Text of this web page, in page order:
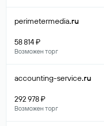
perimetermedia.ru
58 814 ₽
Возможен торг
accounting-service.ru
292 978 ₽
Возможен торг